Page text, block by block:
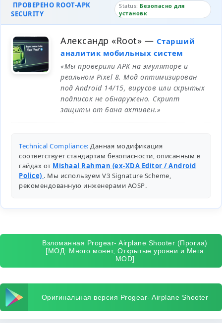
ПРОВЕРЕНО ROOT-APK
SECURITY
Status: Безопасно для
установк
Александр «Root» — Старший
аналитик мобильных систем
«Мы проверили APK на эмуляторе и
реальном Pixel 8. Мод оптимизирован
под Android 14/15, вирусов или скрытых
подписок не обнаружено. Скрипт
защиты от бана активен.»
Technical Compliance: Данная модификация
соответствует стандартам безопасности, описанным в
гайдах от Mishaal Rahman (ex-XDA Editor / Android
Police) . Мы используем V3 Signature Scheme,
рекомендованную инженерами AOSP.
Взломанная Progear- Airplane Shooter (Прогиа)
[МОД: Много монет, Открытые уровни и Мега
MOD]
Оригинальная версия Progear- Airplane Shooter